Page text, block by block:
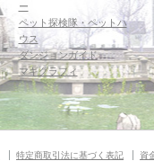
ー
ペット探検隊・ペットハ
ウス
ダンジョンガイド
マギグラフィ
特定商取引法に基づく表記 資